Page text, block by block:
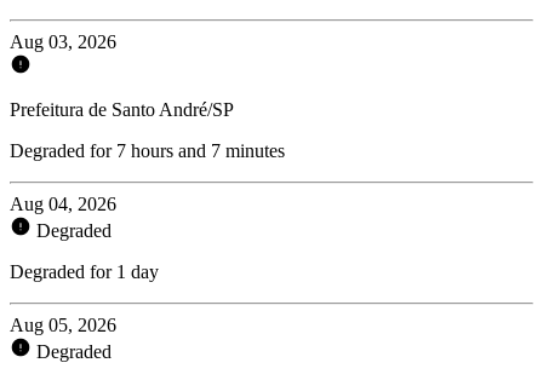
Aug 03, 2026
Prefeitura de Santo André/SP
Degraded for 7 hours and 7 minutes
Aug 04, 2026
Degraded
Degraded for 1 day
Aug 05, 2026
Degraded